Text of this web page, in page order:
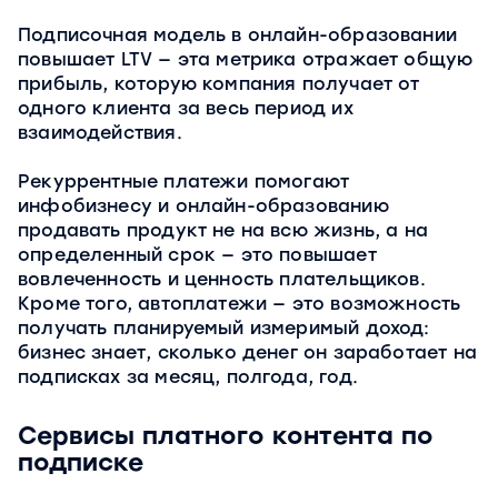
Подписочная модель в онлайн-образовании
повышает LTV — эта метрика отражает общую
прибыль, которую компания получает от
одного клиента за весь период их
взаимодействия.
Рекуррентные платежи помогают
инфобизнесу и онлайн-образованию
продавать продукт не на всю жизнь, а на
определенный срок — это повышает
вовлеченность и ценность плательщиков.
Кроме того, автоплатежи — это возможность
получать планируемый измеримый доход:
бизнес знает, сколько денег он заработает на
подписках за месяц, полгода, год.
Сервисы платного контента по
подписке